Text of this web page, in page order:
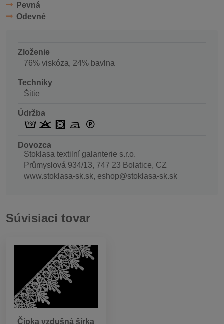
Pevná
Odevné
Zloženie
76% viskóza, 24% bavlna
Techniky
Šitie
Údržba
Dovozca
Stoklasa textilní galanterie s.r.o.
Průmyslová 934/13, 747 23 Bolatice, CZ
www.stoklasa-sk.sk, eshop@stoklasa-sk.sk
Súvisiaci tovar
Čipka vzdušná šírka